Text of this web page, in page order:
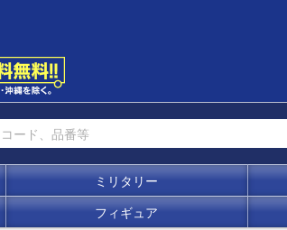
ミリタリー
フィギュア